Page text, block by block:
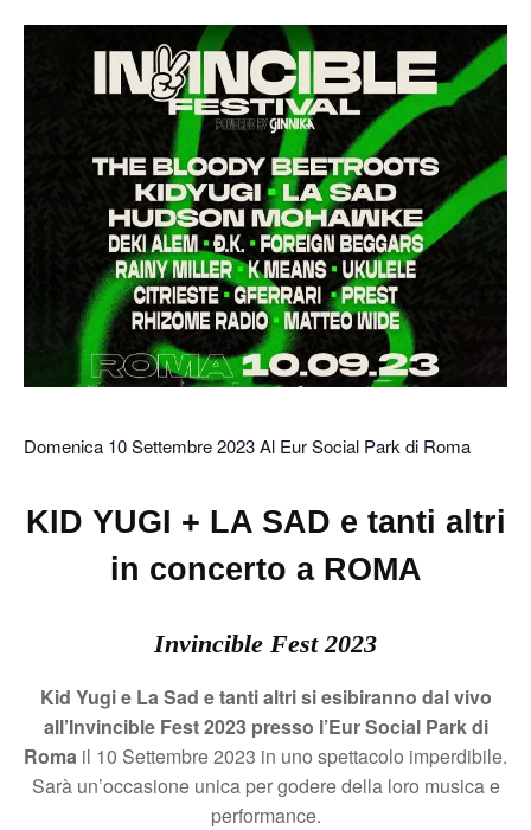
Domenica 10 Settembre 2023 Al Eur Social Park di Roma
KID YUGI + LA SAD e tanti altri
in concerto a ROMA
Invincible Fest 2023
Kid Yugi e La Sad e tanti altri si esibiranno dal vivo
all’Invincible Fest 2023 presso l’Eur Social Park di
Roma il 10 Settembre 2023 in uno spettacolo imperdibile.
Sarà un’occasione unica per godere della loro musica e
performance.